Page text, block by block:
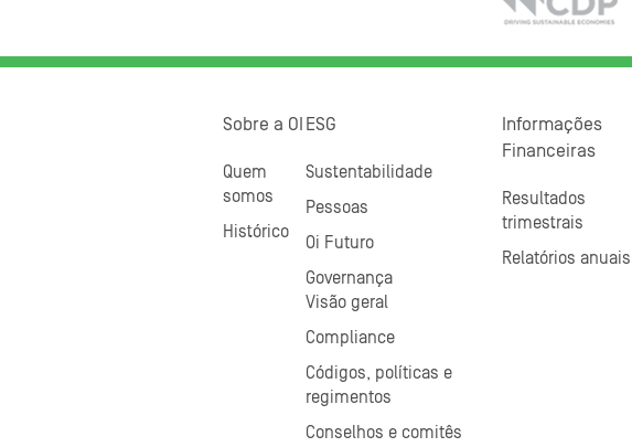
Sobre a OI
Quem
somos
Histórico
ESG
Sustentabilidade
Pessoas
Oi Futuro
Governança
Visão geral
Compliance
Códigos, políticas e
regimentos
Conselhos e comitês
Informações
Financeiras
Resultados
trimestrais
Relatórios anuais